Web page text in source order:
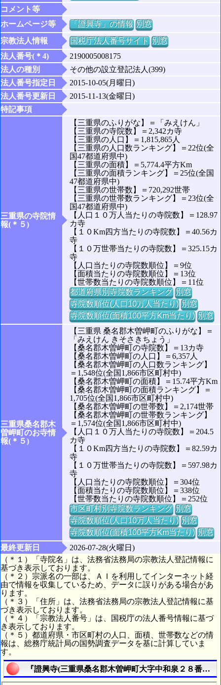
コメント等
ホームページ等
「證興寺」の情報 別窓
宗教法人情報
国税庁法人番号サイト 別窓
法人番号(＊4)
2190005008175
法人の種別
その他の設立登記法人(399)
法人番号指定日
2015-10-05(月曜日)
法人番号更新日
2015-11-13(金曜日)
特記事項
三重県の寺院情
報(＊５)
【三重県のふりがな】＝「みえけん」
【三重県の寺院数】＝2,342カ寺
【三重県の人口】＝1,815,865人
【三重県の人口数ランキング】＝22位(全
国47都道府県中)
【三重県の面積】＝5,774.4平方Km
【三重県の面積ランキング】＝25位(全国
47都道府県中)
【三重県の世帯数】＝720,292世帯
【三重県の世帯数ランキング】＝23位(全
国47都道府県中)
【人口１０万人当たりの寺院数】＝128.97
カ寺
【１０Km四方当たりの寺院数】＝40.56カ
寺
【１０万世帯当たりの寺院数】＝325.15カ
寺
【人口当たりの寺院数順位】＝9位
【面積当たりの寺院数順位】＝13位
【世帯数当たりの寺院数順位】＝11位
都道府県別寺院数ランキング 別窓
寺院数順位(人口10万人当たり) 別窓
寺院数順位(面積100平方Km当たり) 別窓
三重県桑名郡木
曽岬町のお寺情
報(＊５)
【三重県 桑名郡木曽岬町のふりがな】＝
「みえけん きそさきちょう」
【桑名郡木曽岬町の寺院数】＝13カ寺
【桑名郡木曽岬町の人口】＝6,357人
【桑名郡木曽岬町の人口数ランキング】
＝1,548位(全国1,866市区町村中)
【桑名郡木曽岬町の面積】＝15.74平方Km
【桑名郡木曽岬町の面積ランキング】＝
1,705位(全国1,866市区町村中)
【桑名郡木曽岬町の世帯数】＝2,174世帯
【桑名郡木曽岬町の世帯数ランキング】
＝1,574位(全国1,866市区町村中)
【人口１０万人当たりの寺院数】＝204.5
カ寺
【１０Km四方当たりの寺院数】＝82.59カ
寺
【１０万世帯当たりの寺院数】＝597.98カ
寺
【人口当たりの寺院数順位】＝304位
【面積当たりの寺院数順位】＝338位
【世帯数当たりの寺院数順位】＝252位
市区町村別寺院数ランキング 別窓
寺院数順位(人口10万人当たり) 別窓
寺院数順位(面積100平方Km当たり) 別窓
最終更新日
2026-07-28(火曜日)
（＊１）「寺院名」は、法務省法務局の宗教法人登記情報に
基づき表示しております。
（＊２）宗派名の一部は、ＡＩを利用してインターネット経
由で情報を収集しているため、データに誤りがある場合があ
ります。
（＊３）「住所」は、法務省法務局の宗教法人登記情報に基
づき表示しております。
（＊４）「宗教法人番号」は、国税庁の法人番号情報に基づ
き表示しております。
（＊５）都道府県・市区町村の人口、面積、世帯数などの情
報は、総務庁統計局の国勢調査データを基に計算していま
す。
『證興寺(三重県桑名郡木曽岬町大字中和泉２８番地)